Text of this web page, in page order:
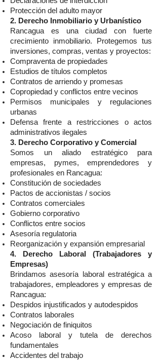
Protección del adulto mayor
2. Derecho Inmobiliario y Urbanístico
Rancagua es una ciudad con fuerte
crecimiento inmobiliario. Protegemos tus
inversiones, compras, ventas y proyectos:
Compraventa de propiedades
Estudios de títulos completos
Contratos de arriendo y promesas
Copropiedad y conflictos entre vecinos
Permisos municipales y regulaciones
urbanas
Defensa frente a restricciones o actos
administrativos ilegales
3. Derecho Corporativo y Comercial
Somos un aliado estratégico para
empresas, pymes, emprendedores y
profesionales en Rancagua:
Constitución de sociedades
Pactos de accionistas / socios
Contratos comerciales
Gobierno corporativo
Conflictos entre socios
Asesoría regulatoria
Reorganización y expansión empresarial
4. Derecho Laboral (Trabajadores y
Empresas)
Brindamos asesoría laboral estratégica a
trabajadores, empleadores y empresas de
Rancagua:
Despidos injustificados y autodespidos
Contratos laborales
Negociación de finiquitos
Acoso laboral y tutela de derechos
fundamentales
Accidentes del trabajo